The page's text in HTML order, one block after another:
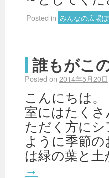
Posted in みんなの広場
誰もがこ
Posted on 2014年5月20日
こんにちは
室にはたく
ただく方に
ように季節
は緑の葉と
→